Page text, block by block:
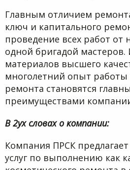
Главным отличием
ключ и капитального
проведение всех работ от
одной бригадой мастеров.
материалов высшего
многолетний опыт работы
ремонта становятся
преимуществами
В 2ух словах о компании:
Компания ПРСК
услуг по выполнению как